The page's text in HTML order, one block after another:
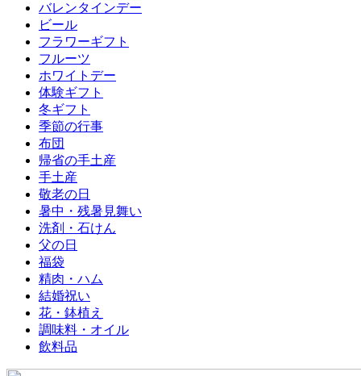
バレンタインデー
ビール
フラワーギフト
フルーツ
ホワイトデー
体験ギフト
冬ギフト
季節の行事
布団
帰省の手土産
手土産
敬老の日
暑中・残暑見舞い
洗剤・石けん
父の日
福袋
精肉・ハム
結婚祝い
花・鉢植え
調味料・オイル
飲料品